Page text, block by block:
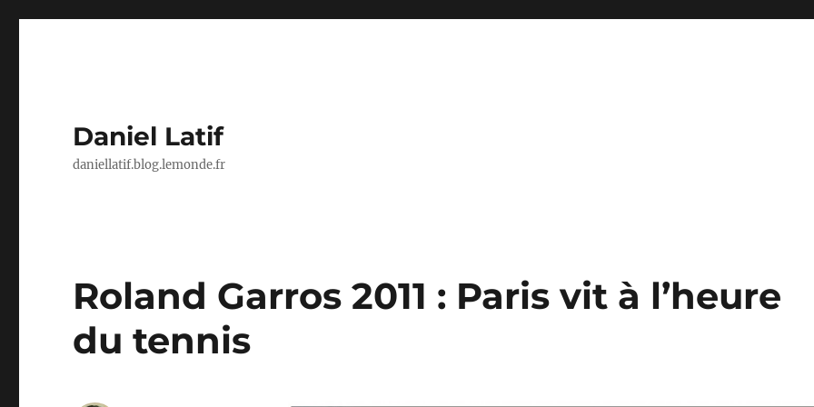
Daniel Latif
daniellatif.blog.lemonde.fr
Roland Garros 2011 : Paris vit à l’heure
du tennis